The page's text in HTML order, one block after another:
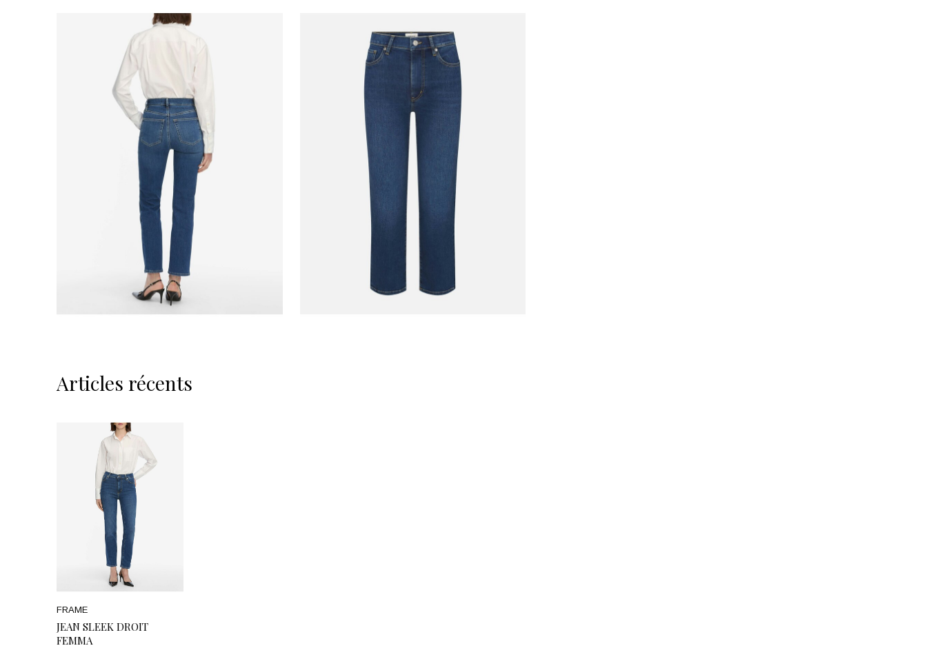
Articles récents
FRAME
JEAN SLEEK DROIT
FEMMA